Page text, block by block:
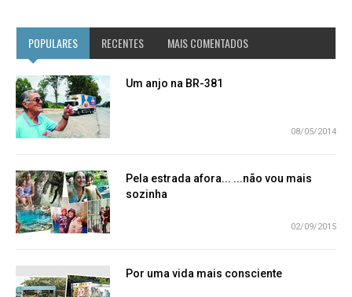
POPULARES RECENTES MAIS COMENTADOS
Um anjo na BR-381
08/05/2014
Pela estrada afora... ...não vou mais
sozinha
02/09/2015
Por uma vida mais consciente